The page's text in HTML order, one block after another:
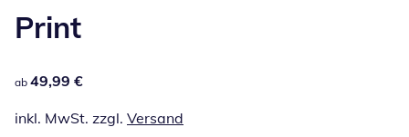
Print
49,99 €
ab 49,99 €
inkl. MwSt. zzgl. Versand